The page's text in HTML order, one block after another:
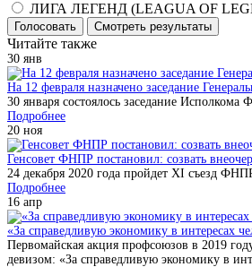
ЛИГА ЛЕГЕНД (LEAGUA OF
Голосовать Смотреть результаты
Читайте также
30 янв
На 12 февраля назначено заседание
30 января состоялось заседание Исполкома
Подробнее
20 ноя
Генсовет ФНПР постановил: созвать
24 декабря 2020 года пройдет XI съезд
Подробнее
16 апр
«За справедливую экономику в интересах
Первомайская акция профсоюзов в 2019
девизом: «За справедливую экономику в